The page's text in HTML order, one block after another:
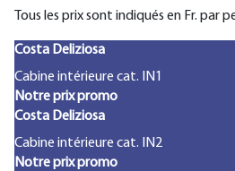
Tous les prix sont indiqués en Fr. par
Costa Deliziosa
Cabine intérieure cat. IN1
Notre prix promo
Costa Deliziosa
Cabine intérieure cat. IN2
Notre prix promo